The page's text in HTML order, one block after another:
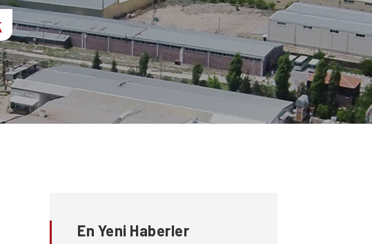
En Yeni Haberler